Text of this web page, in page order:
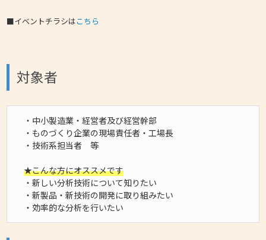
■イベントチラシはこちら
対象者
・中小製造業・経営者及び経営幹部
・ものづくり企業の現場責任者・工場長
・技術系担当者 等
★こんな方にオススメです
・新しい分析技術について知りたい
・新製品・新技術の開発に取り組みたい
・効率的な分析を行いたい